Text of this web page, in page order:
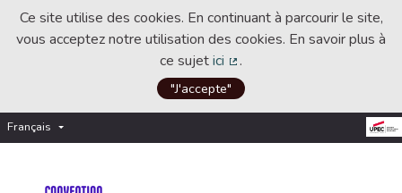
Ce site utilise des cookies. En continuant à parcourir le site,
vous acceptez notre utilisation des cookies. En savoir plus à
ce sujetici
(Lien externe)
.
"J'accepte"
Français Choisir la langue